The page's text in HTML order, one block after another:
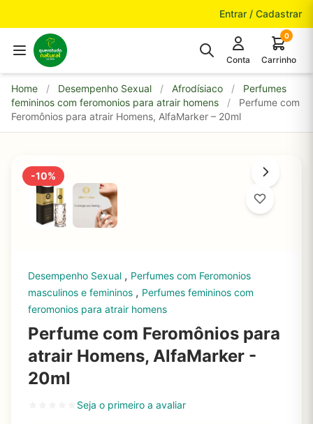
Entrar / Cadastrar
Conta
0
Carrinho
Home / Desempenho Sexual / Afrodísiaco /
Perfumes
femininos com feromonios para atrair homens
/
Perfume com
Feromônios para atrair Homens, AlfaMarker – 20ml
-10%
Desempenho Sexual , Perfumes com Feromonios
masculinos e femininos , Perfumes femininos com
feromonios para atrair homens
Perfume com Feromônios para
atrair Homens, AlfaMarker -
20ml
Seja o primeiro a avaliar